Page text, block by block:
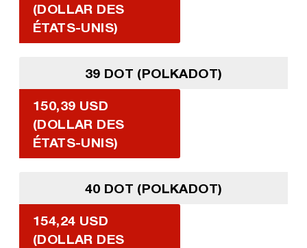
(DOLLAR DES
ÉTATS-UNIS)
39 DOT (POLKADOT)
150,39 USD
(DOLLAR DES
ÉTATS-UNIS)
40 DOT (POLKADOT)
154,24 USD
(DOLLAR DES